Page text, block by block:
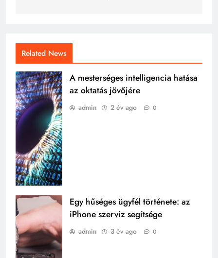
Related News
A mesterséges intelligencia hatása
az oktatás jövőjére
admin 2 év ago 0
Egy hűséges ügyfél története: az
iPhone szerviz segítsége
admin 3 év ago 0